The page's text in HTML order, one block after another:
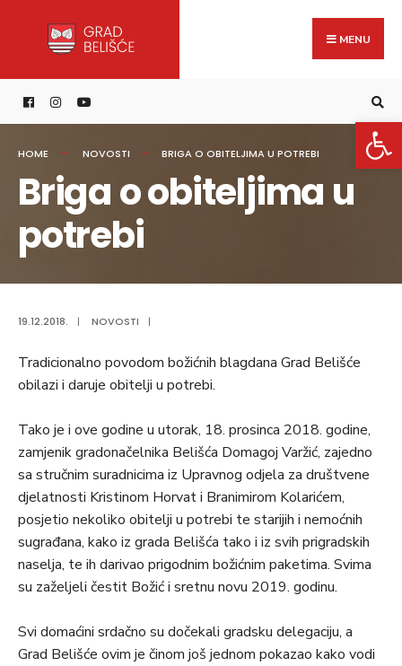
content
MENU
HOME NOVOSTI BRIGA O OBITELJIMA U POTREBI
Briga o obiteljima u
potrebi
19.12.2018. | NOVOSTI |
Tradicionalno povodom božićnih blagdana Grad Belišće
obilazi i daruje obitelji u potrebi.
Tako je i ove godine u utorak, 18. prosinca 2018. godine,
zamjenik gradonačelnika Belišća Domagoj Varžić, zajedno
sa stručnim suradnicima iz Upravnog odjela za društvene
djelatnosti Kristinom Horvat i Branimirom Kolarićem,
posjetio nekoliko obitelji u potrebi te starijih i nemoćnih
sugrađana, kako iz grada Belišća tako i iz svih prigradskih
naselja, te ih darivao prigodnim božićnim paketima. Svima
su zaželjeli čestit Božić i sretnu novu 2019. godinu.
Svi domaćini srdačno su dočekali gradsku delegaciju, a
Grad Belišće ovim je činom još jednom pokazao kako vodi
for: